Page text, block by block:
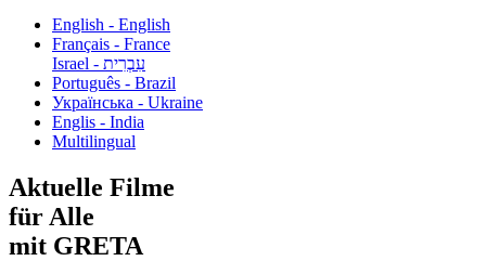
English - English
Français - France
עִבְרִית - Israel
Português - Brazil
Українська - Ukraine
Englis - India
Multilingual
Aktuelle Filme
für Alle
mit GRETA